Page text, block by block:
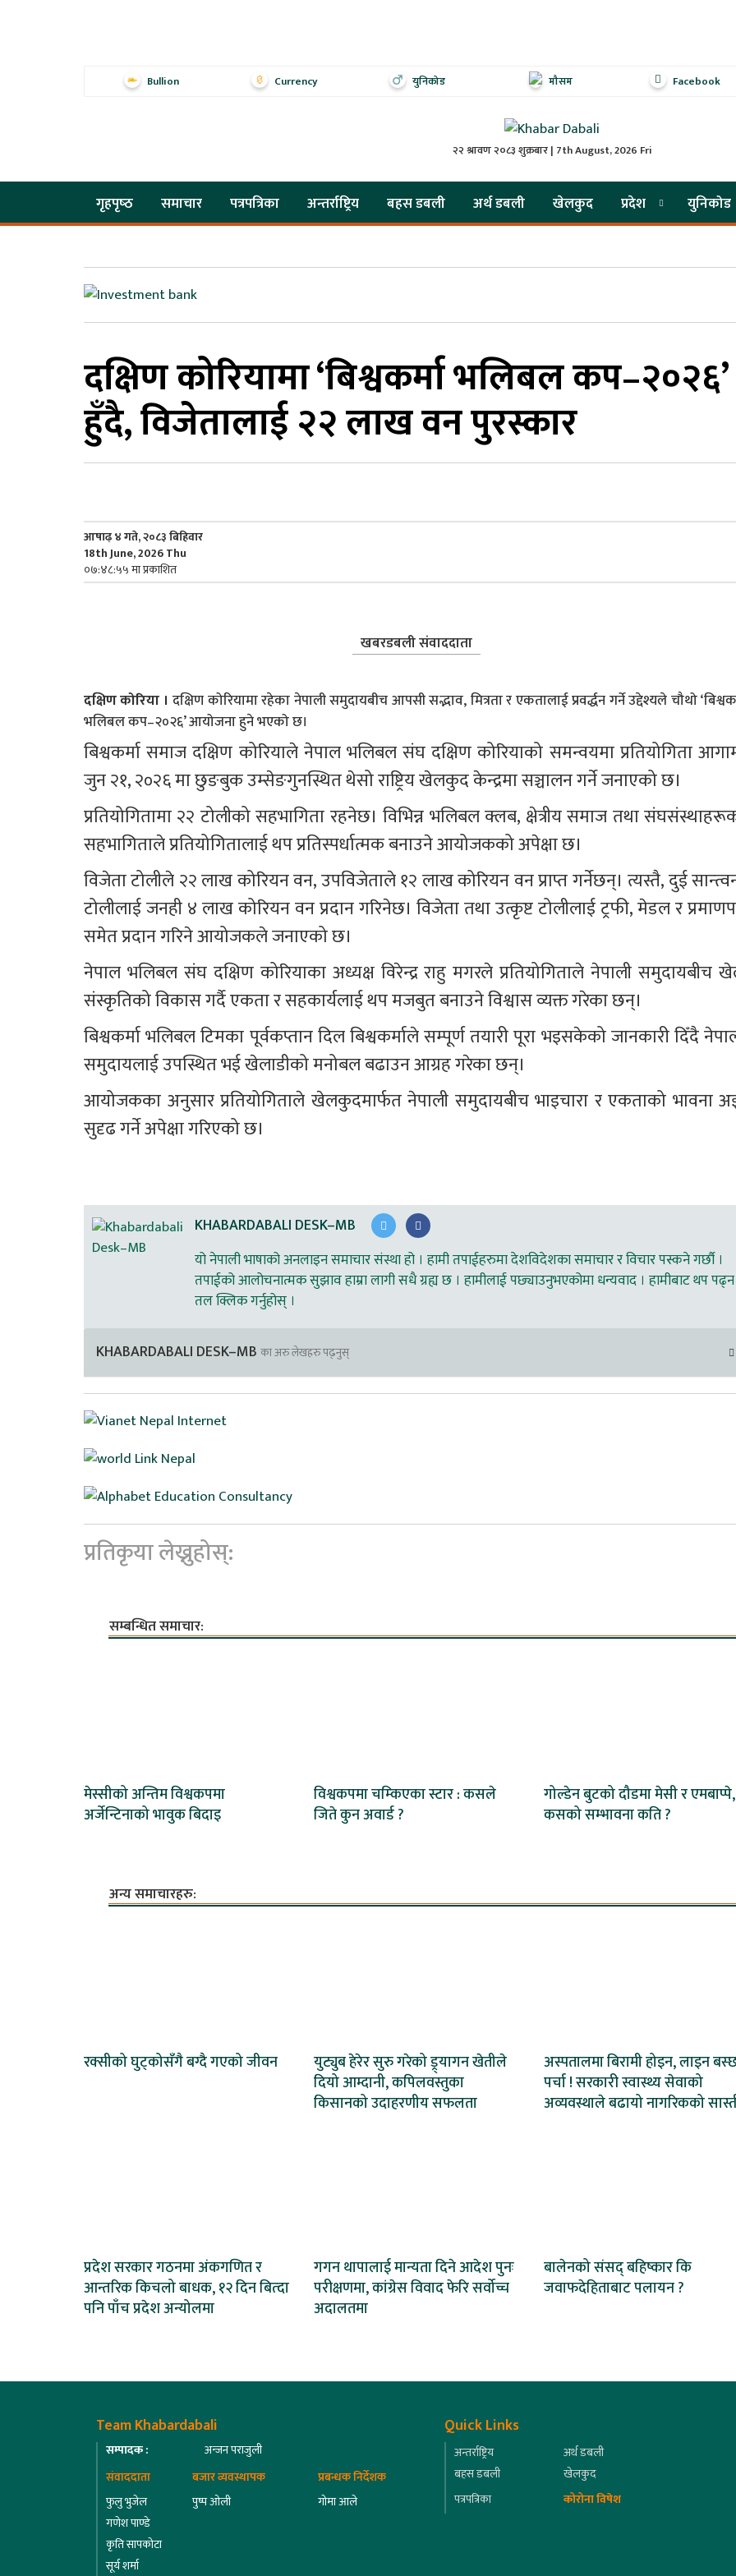
Bullion Currency युनिकोड मौसम Facebook
२२ श्रावण २०८३ शुक्रबार | 7th August, 2026 Fri
गृहपृष्‍ठ समाचार पत्रपत्रिका अन्तर्राष्ट्रिय बहस डबली अर्थ डबली खेलकुद प्रदेश युनिकोड
दक्षिण कोरियामा ‘बिश्वकर्मा भलिबल कप–२०२६’
हुँदै, विजेतालाई २२ लाख वन पुरस्कार
आषाढ़ ४ गते, २०८३ बिहिवार
18th June, 2026 Thu
०७:४८:५५ मा प्रकाशित
खबरडबली संवाददाता
दक्षिण कोरिया । दक्षिण कोरियामा रहेका नेपाली समुदायबीच आपसी सद्भाव, मित्रता र एकतालाई प्रवर्द्धन गर्ने उद्देश्यले चौथो
भलिबल कप–२०२६’ आयोजना हुने भएको छ।
बिश्वकर्मा समाज दक्षिण कोरियाले नेपाल भलिबल संघ दक्षिण कोरियाको समन्वयमा प्रतियोगिता
जुन २१, २०२६ मा छुङबुक उम्सेङगुनस्थित थेसो राष्ट्रिय खेलकुद केन्द्रमा सञ्चालन गर्ने जनाएको छ।
प्रतियोगितामा २२ टोलीको सहभागिता रहनेछ। विभिन्न भलिबल क्लब, क्षेत्रीय समाज तथा
सहभागिताले प्रतियोगितालाई थप प्रतिस्पर्धात्मक बनाउने आयोजकको अपेक्षा छ।
विजेता टोलीले २२ लाख कोरियन वन, उपविजेताले १२ लाख कोरियन वन प्राप्त गर्नेछन्। त्यस्तै, दुई
टोलीलाई जनही ४ लाख कोरियन वन प्रदान गरिनेछ। विजेता तथा उत्कृष्ट टोलीलाई ट्रफी, मेडल र
समेत प्रदान गरिने आयोजकले जनाएको छ।
नेपाल भलिबल संघ दक्षिण कोरियाका अध्यक्ष विरेन्द्र राहु मगरले प्रतियोगिताले नेपाली समुदायबीच
संस्कृतिको विकास गर्दै एकता र सहकार्यलाई थप मजबुत बनाउने विश्वास व्यक्त गरेका छन्।
बिश्वकर्मा भलिबल टिमका पूर्वकप्तान दिल बिश्वकर्माले सम्पूर्ण तयारी पूरा भइसकेको जानकारी दिँदै
समुदायलाई उपस्थित भई खेलाडीको मनोबल बढाउन आग्रह गरेका छन्।
आयोजकका अनुसार प्रतियोगिताले खेलकुदमार्फत नेपाली समुदायबीच भाइचारा र एकताको भावना
सुदृढ गर्ने अपेक्षा गरिएको छ।
KHABARDABALI DESK–MB
यो नेपाली भाषाको अनलाइन समाचार संस्था हो । हामी तपाईहरुमा देशविदेशका समाचार र विचार पस्कने गर्छौ ।
तपाईको आलोचनात्मक सुझाव हाम्रा लागी सधै ग्रह्य छ । हामीलाई पछ्याउनुभएकोमा धन्यवाद । हामीबाट थप पढ्न
तल क्लिक गर्नुहोस् ।
KHABARDABALI DESK–MB का अरु लेखहरु पढ्नुस्
प्रतिकृया लेख्नुहोस्:
सम्बन्धित समाचार:
मेस्सीको अन्तिम विश्वकपमा
अर्जेन्टिनाको भावुक बिदाइ
विश्वकपमा चम्किएका स्टार : कसले
जिते कुन अवार्ड ?
गोल्डेन बुटको दौडमा मेसी र एमबाप्पे,
कसको सम्भावना कति ?
अन्य समाचारहरु:
रक्सीको घुट्कोसँगै बग्दै गएको जीवन
युट्युब हेरेर सुरु गरेको ड्र्यागन खेतीले
दियो आम्दानी, कपिलवस्तुका
किसानको उदाहरणीय सफलता
अस्पतालमा बिरामी होइन, लाइन
पर्चा ! सरकारी स्वास्थ्य सेवाको
अव्यवस्थाले बढायो नागरिकको
प्रदेश सरकार गठनमा अंकगणित र
आन्तरिक किचलो बाधक, १२ दिन बित्दा
पनि पाँच प्रदेश अन्योलमा
गगन थापालाई मान्यता दिने आदेश पुनः
परीक्षणमा, कांग्रेस विवाद फेरि सर्वोच्च
अदालतमा
बालेनको संसद् बहिष्कार कि
जवाफदेहिताबाट पलायन ?
Team Khabardabali
सम्पादक :
अन्जन पराजुली
संवाददाता
फुलु भुजेल
गणेश पाण्डे
कृति सापकोटा
सूर्य शर्मा
बजार व्यवस्थापक
पुष्प ओली
प्रबन्धक निर्देशक
गोमा आले
Quick Links
अन्तर्राष्ट्रिय
अर्थ डबली
बहस डबली
खेलकुद
पत्रपत्रिका
कोरोना विषेश